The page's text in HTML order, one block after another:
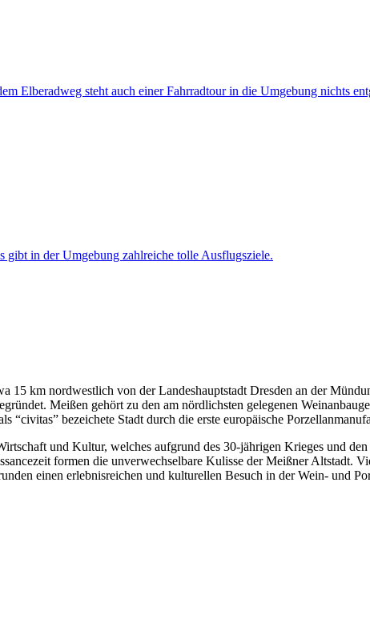
Elberadweg steht auch einer Fahrradtour in die Umgebung nichts
gibt in der Umgebung zahlreiche tolle Ausflugsziele.
15 km nordwestlich von der Landeshauptstadt Dresden an der
Meißen gehört zu den am nördlichsten gelegenen
“civitas” bezeichete Stadt durch die erste europäische
und Kultur, welches aufgrund des 30-jährigen Krieges und
formen die unverwechselbare Kulisse der Meißner Altstadt.
einen erlebnisreichen und kulturellen Besuch in der Wein- und